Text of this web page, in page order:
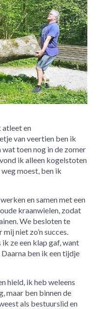
atleet en
van veertien ben ik
wat toen nog in de zomer
ik alleen kogelstoten
moest, ben ik
en samen met een
kraanwielen, zodat
We besloten te
niet zo’n succes.
ze een klap gaf, want
ben ik een tijdje
hield, ik heb weleens
maar ben binnen de
als bestuurslid en